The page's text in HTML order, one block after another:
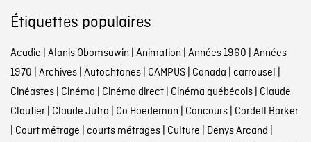
Étiquettes populaires
Acadie | Alanis Obomsawin | Animation | Années 1960 | Années
1970 | Archives| Autochtones| CAMPUS| Canada | carrousel |
Cinéastes| Cinéma | Cinéma direct| Cinéma québécois| Claude
Cloutier| Claude Jutra | Co Hoedeman | Concours| Cordell Barker
| Court métrage | courts métrages| Culture | Denys Arcand |